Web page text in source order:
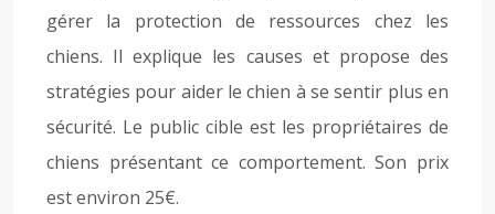
gérer la protection de ressources chez les
chiens. Il explique les causes et propose des
stratégies pour aider le chien à se sentir plus en
sécurité. Le public cible est les propriétaires de
chiens présentant ce comportement. Son prix
est environ 25€.